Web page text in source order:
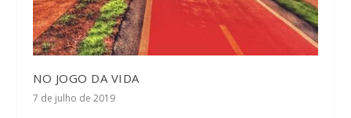
NO JOGO DA VIDA
7 de julho de 2019